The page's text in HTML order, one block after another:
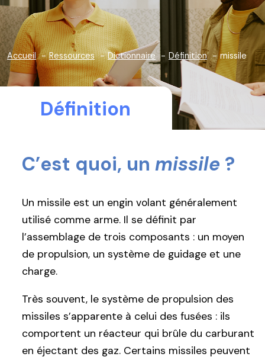
Accueil Ressources Dictionnaire Définition missile
Définition
C’est quoi, un missile ?
Un missile est un engin volant généralement
utilisé comme arme. Il se définit par
l’assemblage de trois composants : un moyen
de propulsion, un système de guidage et une
charge.
Très souvent, le système de propulsion des
missiles s’apparente à celui des fusées : ils
comportent un réacteur qui brûle du carburant
en éjectant des gaz. Certains missiles peuvent